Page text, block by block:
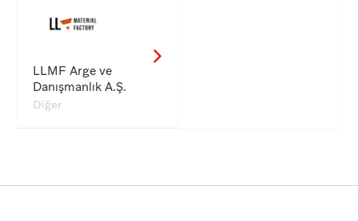
LLMF Arge ve
Danışmanlık A.Ş.
Diğer